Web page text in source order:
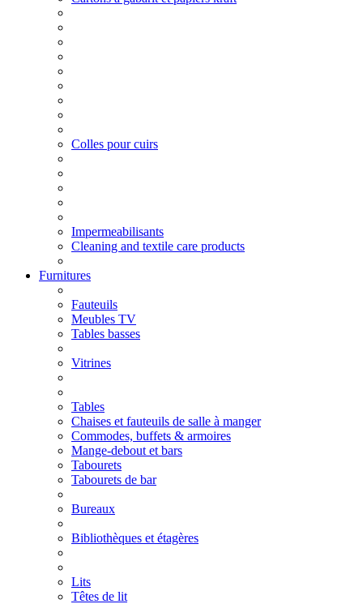
Colles pour cuirs
Impermeabilisants
Cleaning and textile care products
Furnitures
Fauteuils
Meubles TV
Tables basses
Vitrines
Tables
Chaises et fauteuils de salle à manger
Commodes, buffets & armoires
Mange-debout et bars
Tabourets
Tabourets de bar
Bureaux
Bibliothèques et étagères
Lits
Têtes de lit